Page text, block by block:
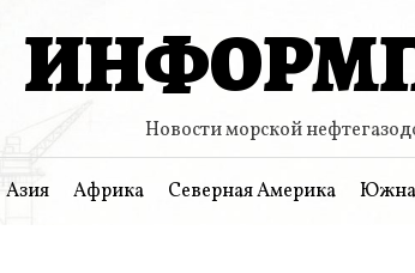
Новости морской
Азия Африка Северная Америка